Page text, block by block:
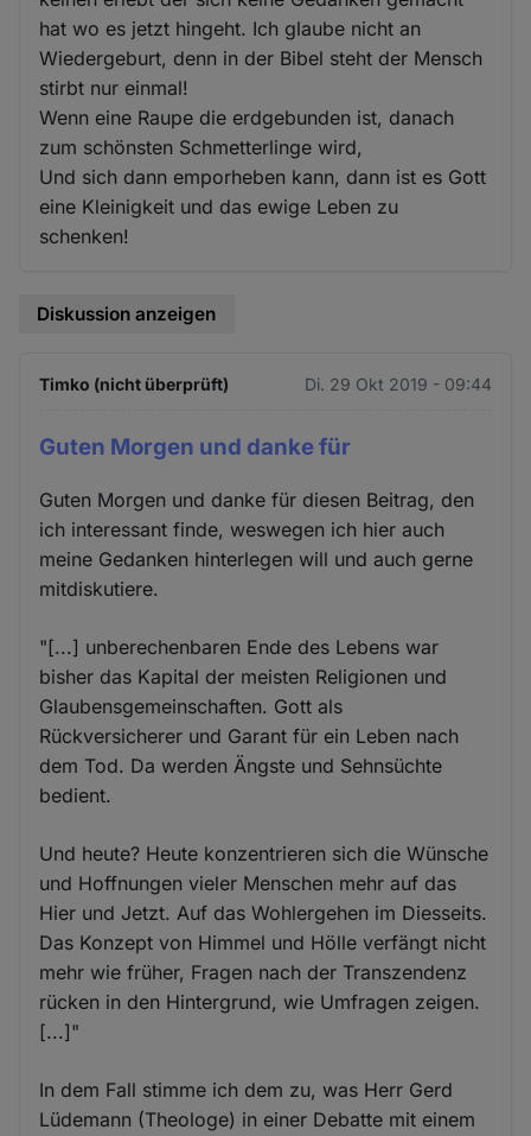
hat wo es jetzt hingeht. Ich glaube nicht an
Wiedergeburt, denn in der Bibel steht der Mensch
stirbt nur einmal!
Wenn eine Raupe die erdgebunden ist, danach
zum schönsten Schmetterlinge wird,
Und sich dann emporheben kann, dann ist es Gott
eine Kleinigkeit und das ewige Leben zu
schenken!
Diskussion anzeigen
Timko (nicht überprüft) Di. 29 Okt 2019 - 09:44
Guten Morgen und danke für
Guten Morgen und danke für diesen Beitrag, den
ich interessant finde, weswegen ich hier auch
meine Gedanken hinterlegen will und auch gerne
mitdiskutiere.
"[...] unberechenbaren Ende des Lebens war
bisher das Kapital der meisten Religionen und
Glaubensgemeinschaften. Gott als
Rückversicherer und Garant für ein Leben nach
dem Tod. Da werden Ängste und Sehnsüchte
bedient.
Und heute? Heute konzentrieren sich die Wünsche
und Hoffnungen vieler Menschen mehr auf das
Hier und Jetzt. Auf das Wohlergehen im Diesseits.
Das Konzept von Himmel und Hölle verfängt nicht
mehr wie früher, Fragen nach der Transzendenz
rücken in den Hintergrund, wie Umfragen zeigen.
[...]"
In dem Fall stimme ich dem zu, was Herr Gerd
Lüdemann (Theologe) in einer Debatte mit einem